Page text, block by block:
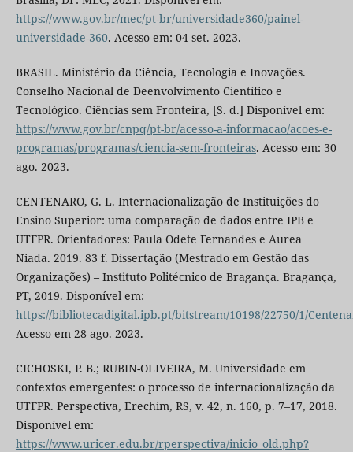
https://www.gov.br/mec/pt-br/universidade360/painel-
universidade-360. Acesso em: 04 set. 2023.
BRASIL. Ministério da Ciência, Tecnologia e Inovações.
Conselho Nacional de Deenvolvimento Científico e
Tecnológico. Ciências sem Fronteira, [S. d.] Disponível em:
https://www.gov.br/cnpq/pt-br/acesso-a-informacao/acoes-e-
programas/programas/ciencia-sem-fronteiras. Acesso em: 30
ago. 2023.
CENTENARO, G. L. Internacionalização de Instituições do
Ensino Superior: uma comparação de dados entre IPB e
UTFPR. Orientadores: Paula Odete Fernandes e Aurea
Niada. 2019. 83 f. Dissertação (Mestrado em Gestão das
Organizações) – Instituto Politécnico de Bragança. Bragança,
PT, 2019. Disponível em:
https://bibliotecadigital.ipb.pt/bitstream/10198/22750/1/
Acesso em 28 ago. 2023.
CICHOSKI, P. B.; RUBIN-OLIVEIRA, M. Universidade em
contextos emergentes: o processo de internacionalização da
UTFPR. Perspectiva, Erechim, RS, v. 42, n. 160, p. 7–17, 2018.
Disponível em:
https://www.uricer.edu.br/rperspectiva/inicio_old.php?